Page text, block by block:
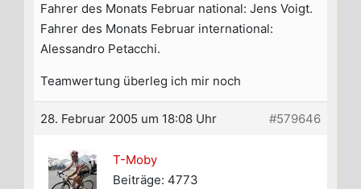
Fahrer des Monats Februar national: Jens Voigt.
Fahrer des Monats Februar international:
Alessandro Petacchi.
Teamwertung überleg ich mir noch
28. Februar 2005 um 18:08 Uhr #579646
T-Moby
Beiträge: 4773